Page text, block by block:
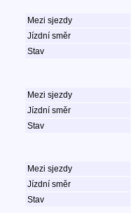
Mezi sjezdy
Jízdní směr
Stav
Mezi sjezdy
Jízdní směr
Stav
Mezi sjezdy
Jízdní směr
Stav